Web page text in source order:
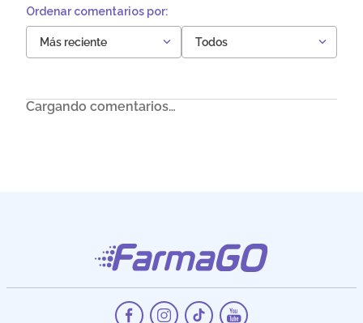
Más reciente Todos
Cargando comentarios…